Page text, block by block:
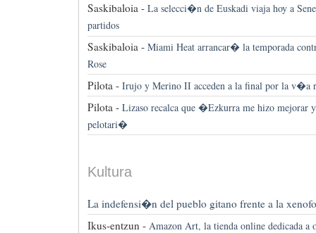
Saskibaloia - La selecci�n de Euskadi viaja hoy a
partidos
Saskibaloia - Miami Heat arrancar� la temporada
Rose
Pilota - Irujo y Merino II acceden a la final por la
Pilota - Lizaso recalca que �Ezkurra me hizo mejorar
pelotari�
Kultura
La indefensi�n del pueblo gitano frente a la
Ikus-entzun - Amazon Art, la tienda online dedicada a